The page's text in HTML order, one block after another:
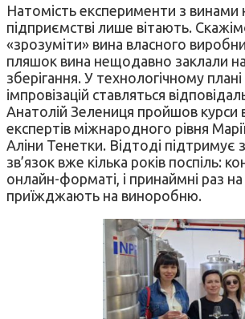
Натомість експерименти з
підприємстві лише вітають.
«зрозуміти» вина власного
пляшок вина нещодавно заклали
зберігання. У технологічному
імпровізацій ставляться
Анатолій Зелениця пройшов курси
експертів міжнародного рівня
Аліни Тенетки. Відтоді підтримує
зв’язок вже кілька років поспіль:
онлайн-форматі, і принаймні раз на
приїжджають на виноробню.